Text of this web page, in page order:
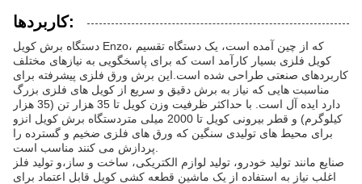
کاربردها:
دستگاه برش کویل Enzo، که از چین آمده است، یک دستگاه تقسیم
کویل فلزی بسیار کارآمد است که برای پاسخگویی به نیازهای مختلف
کاربردهای صنعتی طراحی شده است.این برش ورق فلزی پیشرفته برای
مناسبت هایی که نیاز به برش دقیق و سریع از کویل های فلزی بزرگ
دارد ایده آل است. با حداکثر ظرفیت وزن کویل تا 35 هزار تن (35 هزار
کیلوگرم) و قطر بیرونی کویل تا 2000 میلی متردستگاه برش کویل انزو
برای محیط های تولیدی سنگین که ورق های فلزی ضخیم و گسترده را
صنایع مانند تولید خودرو، تولید لوازم الکتریکی، ساخت و ساز،و تولید فلز
اغلب نیاز به استفاده از یک ماشین قطعه کشی کویل قابل اعتماد برای